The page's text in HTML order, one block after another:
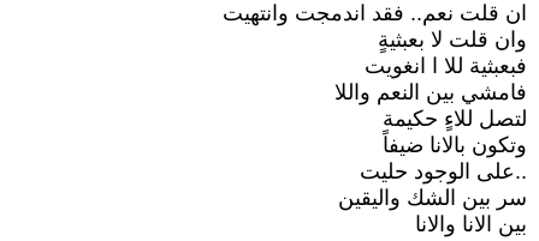
ان قلت نعم.. فقد اندمجت وانتهيت
وان قلت لا بعبثيةٍ
فبعبثية للا ا انغويت
فامشي بين النعم واللا
لتصل للاءٍ حكيمة
وتكون بالانا ضيفاً
..على الوجود حليت
سر بين الشك واليقين
بين الانا والانا